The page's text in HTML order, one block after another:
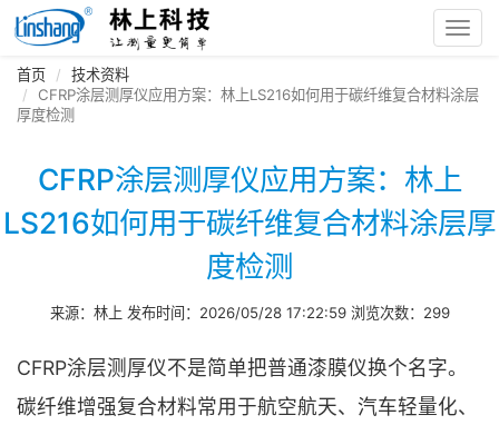
首页
技术资料
CFRP涂层测厚仪应用方案：林上LS216如何用于碳纤维复合材料涂层
厚度检测
CFRP涂层测厚仪应用方案：林上
LS216如何用于碳纤维复合材料涂层厚
度检测
来源：林上 发布时间：2026/05/28 17:22:59 浏览次数：299
CFRP涂层测厚仪不是简单把普通漆膜仪换个名字。
碳纤维增强复合材料常用于航空航天、汽车轻量化、